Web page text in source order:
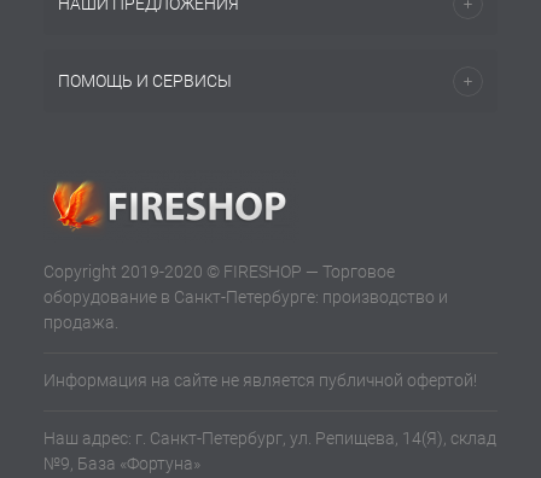
ПОМОЩЬ И СЕРВИСЫ
Copyright 2019-2020 © FIRESHOP — Торговое
оборудование в Санкт-Петербурге: производство и
продажа.
Информация на сайте не является публичной офертой!
Наш адрес: г. Санкт-Петербург, ул. Репищева, 14(Я), склад
№9, База «Фортуна»